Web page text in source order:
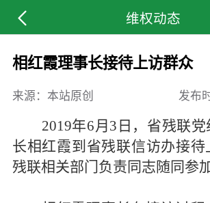
维权动态
相红霞理事长接待上访群众
发布
来源：本站原创
2019年6月3日，省残联
长相红霞到省残联信访办接待
残联相关部门负责同志随同参